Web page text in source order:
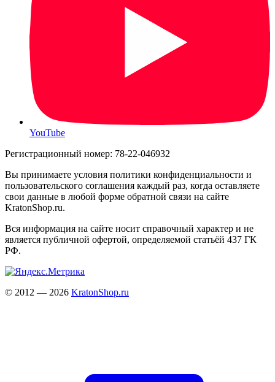
YouTube
Регистрационный номер: 78-22-046932
Вы принимаете условия политики конфиденциальности и
пользовательского соглашения каждый раз, когда оставляете
свои данные в любой форме обратной связи на сайте
KratonShop.ru.
Вся информация на сайте носит справочный характер и не
является публичной офертой, определяемой статьёй 437 ГК
РФ.
© 2012 — 2026 KratonShop.ru